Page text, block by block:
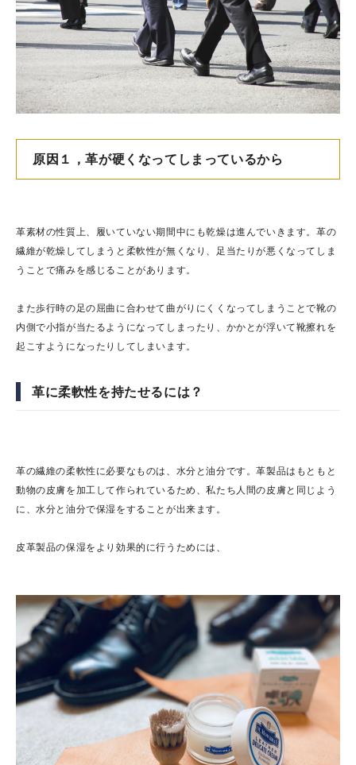
原因１，革が硬くなってしまっているから
革素材の性質上、履いていない期間中にも乾燥は進んでいきます。革の
繊維が乾燥してしまうと柔軟性が無くなり、足当たりが悪くなってしま
うことで痛みを感じることがあります。
また歩行時の足の屈曲に合わせて曲がりにくくなってしまうことで靴の
内側で小指が当たるようになってしまったり、かかとが浮いて靴擦れを
起こすようになったりしてしまいます。
革に柔軟性を持たせるには？
革の繊維の柔軟性に必要なものは、水分と油分です。革製品はもともと
動物の皮膚を加工して作られているため、私たち人間の皮膚と同じよう
に、水分と油分で保湿をすることが出来ます。
皮革製品の保湿をより効果的に行うためには、